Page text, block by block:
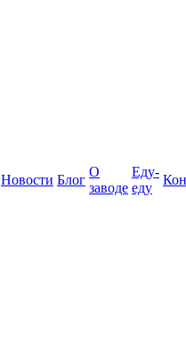
Новости Блог
О
заводе
Еду-
еду